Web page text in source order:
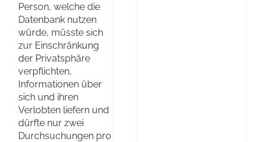
Person, welche die
Datenbank nutzen
würde, müsste sich
zur Einschränkung
der Privatsphäre
verpflichten,
Informationen über
sich und ihren
Verlobten liefern und
dürfte nur zwei
Durchsuchungen pro